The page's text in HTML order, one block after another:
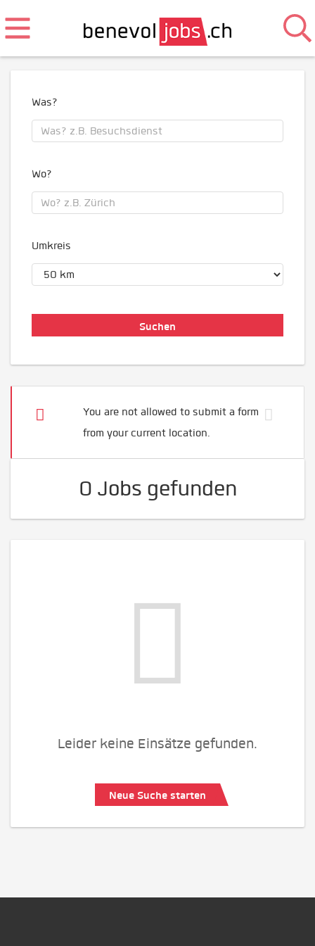
Was?
Wo?
Umkreis
You are not allowed to submit a form
from your current location.
0 Jobs gefunden
Leider keine Einsätze gefunden.
Neue Suche starten